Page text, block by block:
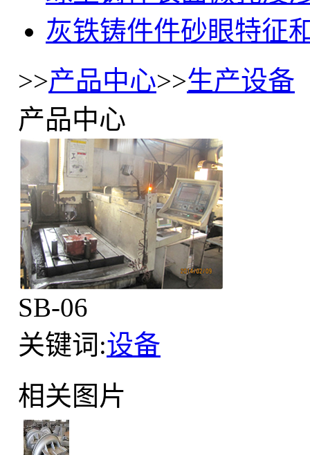
灰铁铸件件砂眼特征
>>产品中心>>生产设备
产品中心
SB-06
关键词:设备
相关图片